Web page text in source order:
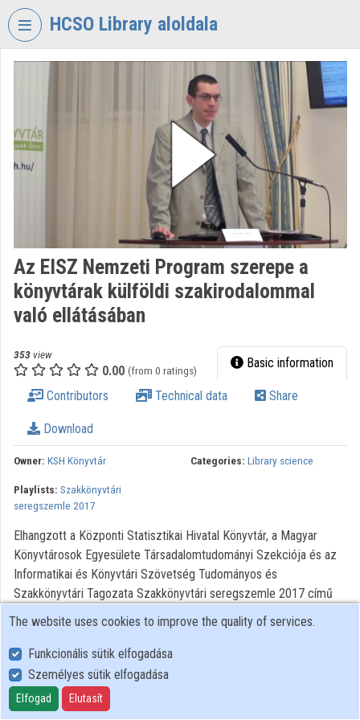
Skip header
HCSO Library aloldala
CENTRAL
STATISTICAL
OFFICE
Organization discovery
Categories
Organization playlists
Organizations
Contributors
Az EISZ Nemzeti Program szerepe a
könyvtárak külföldi szakirodalommal
való ellátásában
353 view
0.00 (from 0 ratings) Basic information
Contributors Technical data Share
Download
Owner: KSH Könyvtár Categories: Library science
Playlists: Szakkönyvtári
seregszemle 2017
Elhangzott a Központi Statisztikai Hivatal Könyvtár, a Magyar
Könyvtárosok Egyesülete Társadalomtudományi Szekciója és az
Informatikai és Könyvtári Szövetség Tudományos és
Szakkönyvtári Tagozata Szakkönyvtári seregszemle 2017 című
konferenciáján 2017. március 21-én.
Minden jog fenntartva.
User Policy
Adatkezelési tájékoztató (en)
The website uses cookies to improve the quality of services.
Funkcionális sütik elfogadása
Személyes sütik elfogadása
Elfogad Elutasít